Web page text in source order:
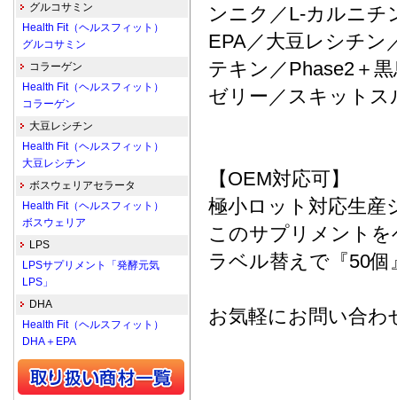
ンニク／L-カルニチ
EPA／大豆レシチ
テキン／Phase2＋
ゼリー／スキット
【OEM対応可】
極小ロット対応生産
このサプリメント
ラベル替えで『50
お気軽にお問い合わ
グルコサミン
Health Fit（ヘルスフィット）
グルコサミン
コラーゲン
Health Fit（ヘルスフィット）
コラーゲン
大豆レシチン
Health Fit（ヘルスフィット）
大豆レシチン
ボスウェリアセラータ
Health Fit（ヘルスフィット）
ボスウェリア
LPS
LPSサプリメント「発酵元気
LPS」
DHA
Health Fit（ヘルスフィット）
DHA＋EPA